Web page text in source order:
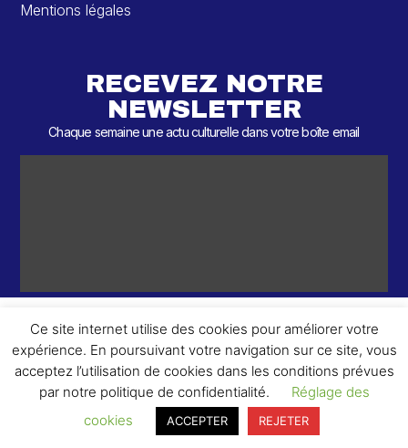
Mentions légales
RECEVEZ NOTRE
NEWSLETTER
Chaque semaine une actu culturelle dans votre boîte email
© 2026 – 2 ème Round – Tous droits réservés.
Ce site internet utilise des cookies pour améliorer votre
expérience. En poursuivant votre navigation sur ce site, vous
acceptez l’utilisation de cookies dans les conditions prévues
par notre politique de confidentialité.
Réglage des
cookies
ACCEPTER REJETER